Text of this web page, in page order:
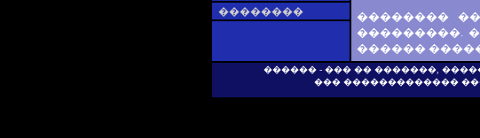
��������
��������
���������.
������
������ - ��� �� �������,
��� �������������